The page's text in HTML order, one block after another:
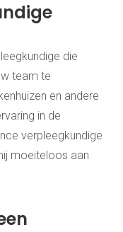
die
team te
en andere
in de
verpleegkundige
moeiteloos aan